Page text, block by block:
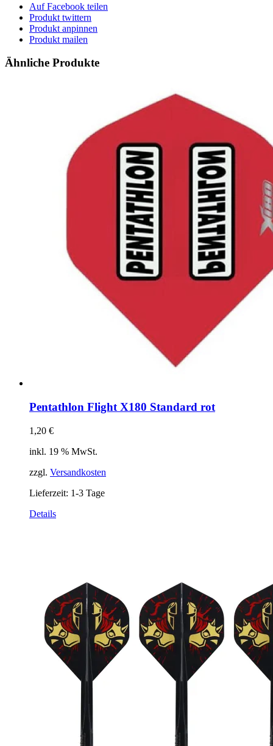
From
Above
Menge
Auf Facebook teilen
Produkt twittern
Produkt anpinnen
Produkt mailen
Ähnliche Produkte
Pentathlon Flight X180 Standard rot
1,20 €
inkl. 19 % MwSt.
zzgl. Versandkosten
Lieferzeit: 1-3 Tage
Details